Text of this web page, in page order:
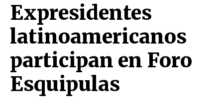
Expresidentes
latinoamericanos
participan en Foro
Esquipulas